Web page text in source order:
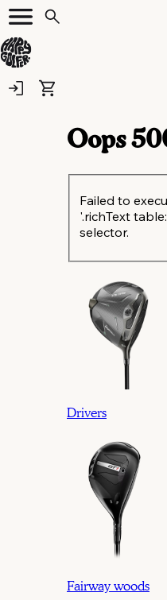
Oops
Failed to
'.richText
selector.
Drivers
Fairway woods